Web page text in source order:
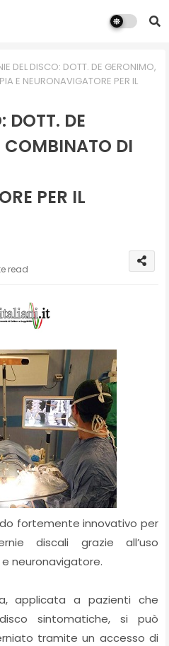
DEL DISCO: DOTT. DE GERONIMO,
E NEURONAVIGATORE PER IL
DOTT. DE
COMBINATO DI
PER IL
read
fortemente innovativo per
discali grazie all’uso
neuronavigatore.
applicata a pazienti che
sintomatiche, si può
tramite un accesso di